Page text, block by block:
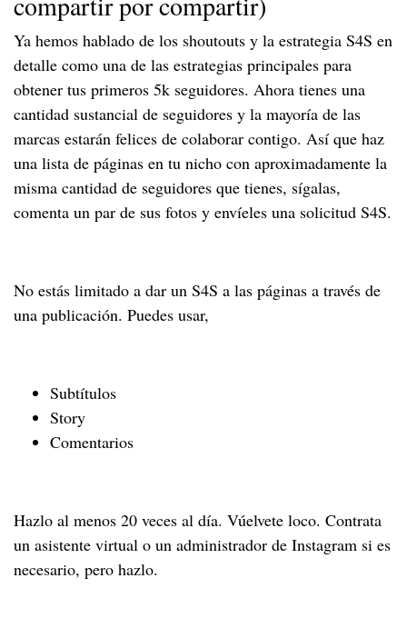
Ya hemos hablado de los shoutouts y la estrategia S4S en
detalle como una de las estrategias principales para
obtener tus primeros 5k seguidores. Ahora tienes una
cantidad sustancial de seguidores y la mayoría de las
marcas estarán felices de colaborar contigo. Así que haz
una lista de páginas en tu nicho con aproximadamente la
misma cantidad de seguidores que tienes, sígalas,
comenta un par de sus fotos y envíeles una solicitud S4S.
No estás limitado a dar un S4S a las páginas a través de
una publicación. Puedes usar,
Subtítulos
Story
Comentarios
Hazlo al menos 20 veces al día. Vúelvete loco. Contrata
un asistente virtual o un administrador de Instagram si es
necesario, pero hazlo.